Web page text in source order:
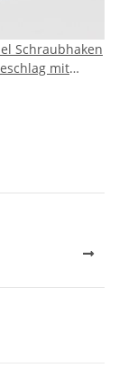
Schraubhaken
mit
55x16mm